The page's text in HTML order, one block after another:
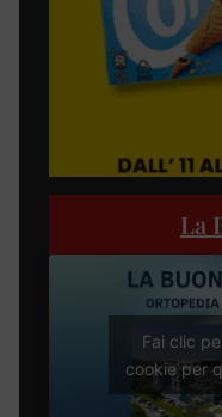
La
Fai clic
cookie per